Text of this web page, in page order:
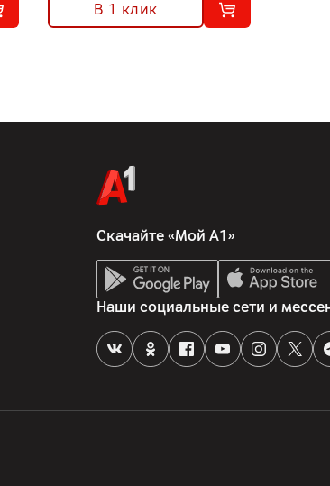
В 1 клик
Скачайте «Мой А1»
Наши социальные сети и